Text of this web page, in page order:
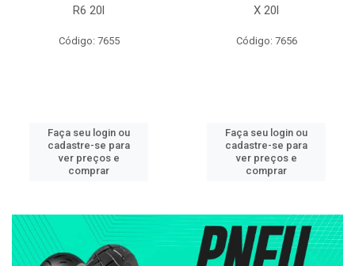
R6 20l
Código: 7655
Faça seu login ou
cadastre-se para
ver preços e
comprar
X 20l
Código: 7656
Faça seu login ou
cadastre-se para
ver preços e
comprar